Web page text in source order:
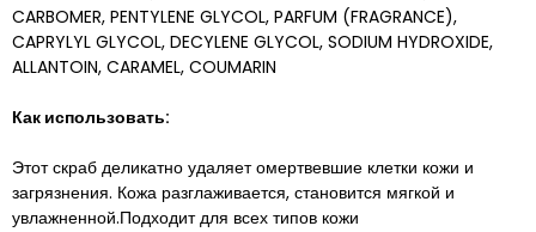
CARBOMER, PENTYLENE GLYCOL, PARFUM (FRAGRANCE),
CAPRYLYL GLYCOL, DECYLENE GLYCOL, SODIUM HYDROXIDE,
ALLANTOIN, CARAMEL, COUMARIN
Как использовать:
Этот скраб деликатно удаляет омертвевшие клетки кожи и
загрязнения. Кожа разглаживается, становится мягкой и
увлажненной.Подходит для всех типов кожи